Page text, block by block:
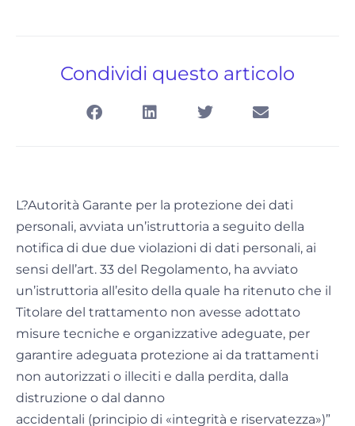
Condividi questo articolo
L?Autorità Garante per la protezione dei dati
personali, avviata un’istruttoria a seguito della
notifica di due due violazioni di dati personali, ai
sensi dell’art. 33 del Regolamento, ha avviato
un’istruttoria all’esito della quale ha ritenuto che il
Titolare del trattamento non avesse adottato
misure tecniche e organizzative adeguate, per
garantire adeguata protezione ai da trattamenti
non autorizzati o illeciti e dalla perdita, dalla
distruzione o dal danno
accidentali (principio di «integrità e riservatezza»)”